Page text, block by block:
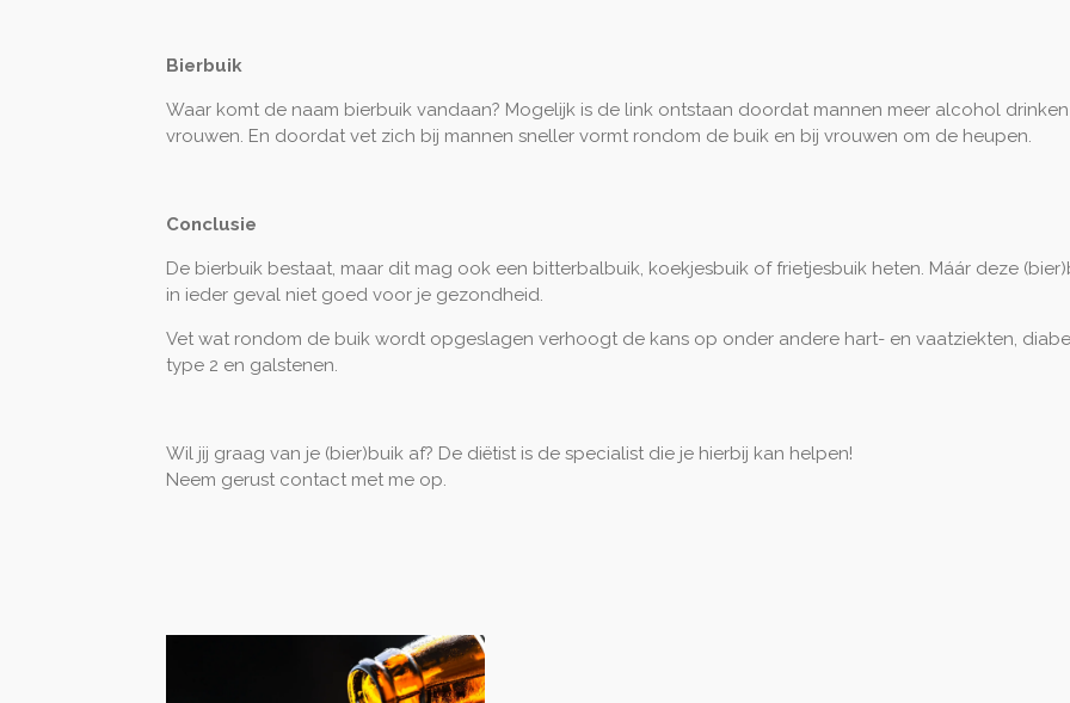
Bierbuik
Waar komt de naam bierbuik vandaan? Mogelijk is de link ontstaan doordat mannen meer alcohol
vrouwen. En doordat vet zich bij mannen sneller vormt rondom de buik en bij vrouwen om de heupen.
Conclusie
De bierbuik bestaat, maar dit mag ook een bitterbalbuik, koekjesbuik of frietjesbuik heten. Máár deze
in ieder geval niet goed voor je gezondheid.
Vet wat rondom de buik wordt opgeslagen verhoogt de kans op onder andere hart- en vaatziekten,
type 2 en galstenen.
Wil jij graag van je (bier)buik af? De diëtist is de specialist die je hierbij kan helpen!
Neem gerust contact met me op.